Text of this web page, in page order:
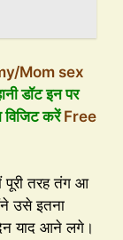
Mom sex
डॉट इन पर
विजिट करेंFree
पूरी तरह तंग आ
उसे इतना
याद आने लगे।